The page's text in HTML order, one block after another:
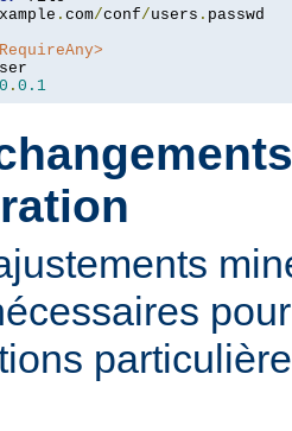
. com/conf/users .
. 0.1